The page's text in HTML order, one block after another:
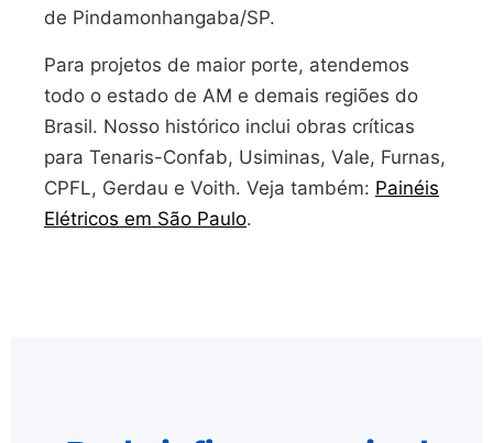
de Pindamonhangaba/SP.
Para projetos de maior porte, atendemos
todo o estado de AM e demais regiões do
Brasil. Nosso histórico inclui obras críticas
para Tenaris-Confab, Usiminas, Vale, Furnas,
CPFL, Gerdau e Voith. Veja também: Painéis
Elétricos em São Paulo.